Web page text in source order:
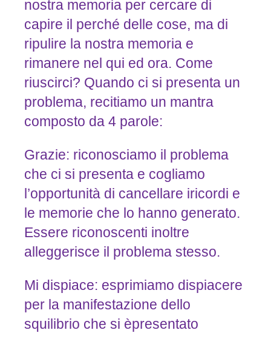
nostra memoria per cercare di
capire il perché delle cose, ma di
ripulire la nostra memoria e
rimanere nel qui ed ora. Come
riuscirci? Quando ci si presenta un
problema, recitiamo un mantra
composto da 4 parole:
Grazie: riconosciamo il problema
che ci si presenta e cogliamo
l’opportunità di cancellare iricordi e
le memorie che lo hanno generato.
Essere riconoscenti inoltre
alleggerisce il problema stesso.
Mi dispiace: esprimiamo dispiacere
per la manifestazione dello
squilibrio che si èpresentato